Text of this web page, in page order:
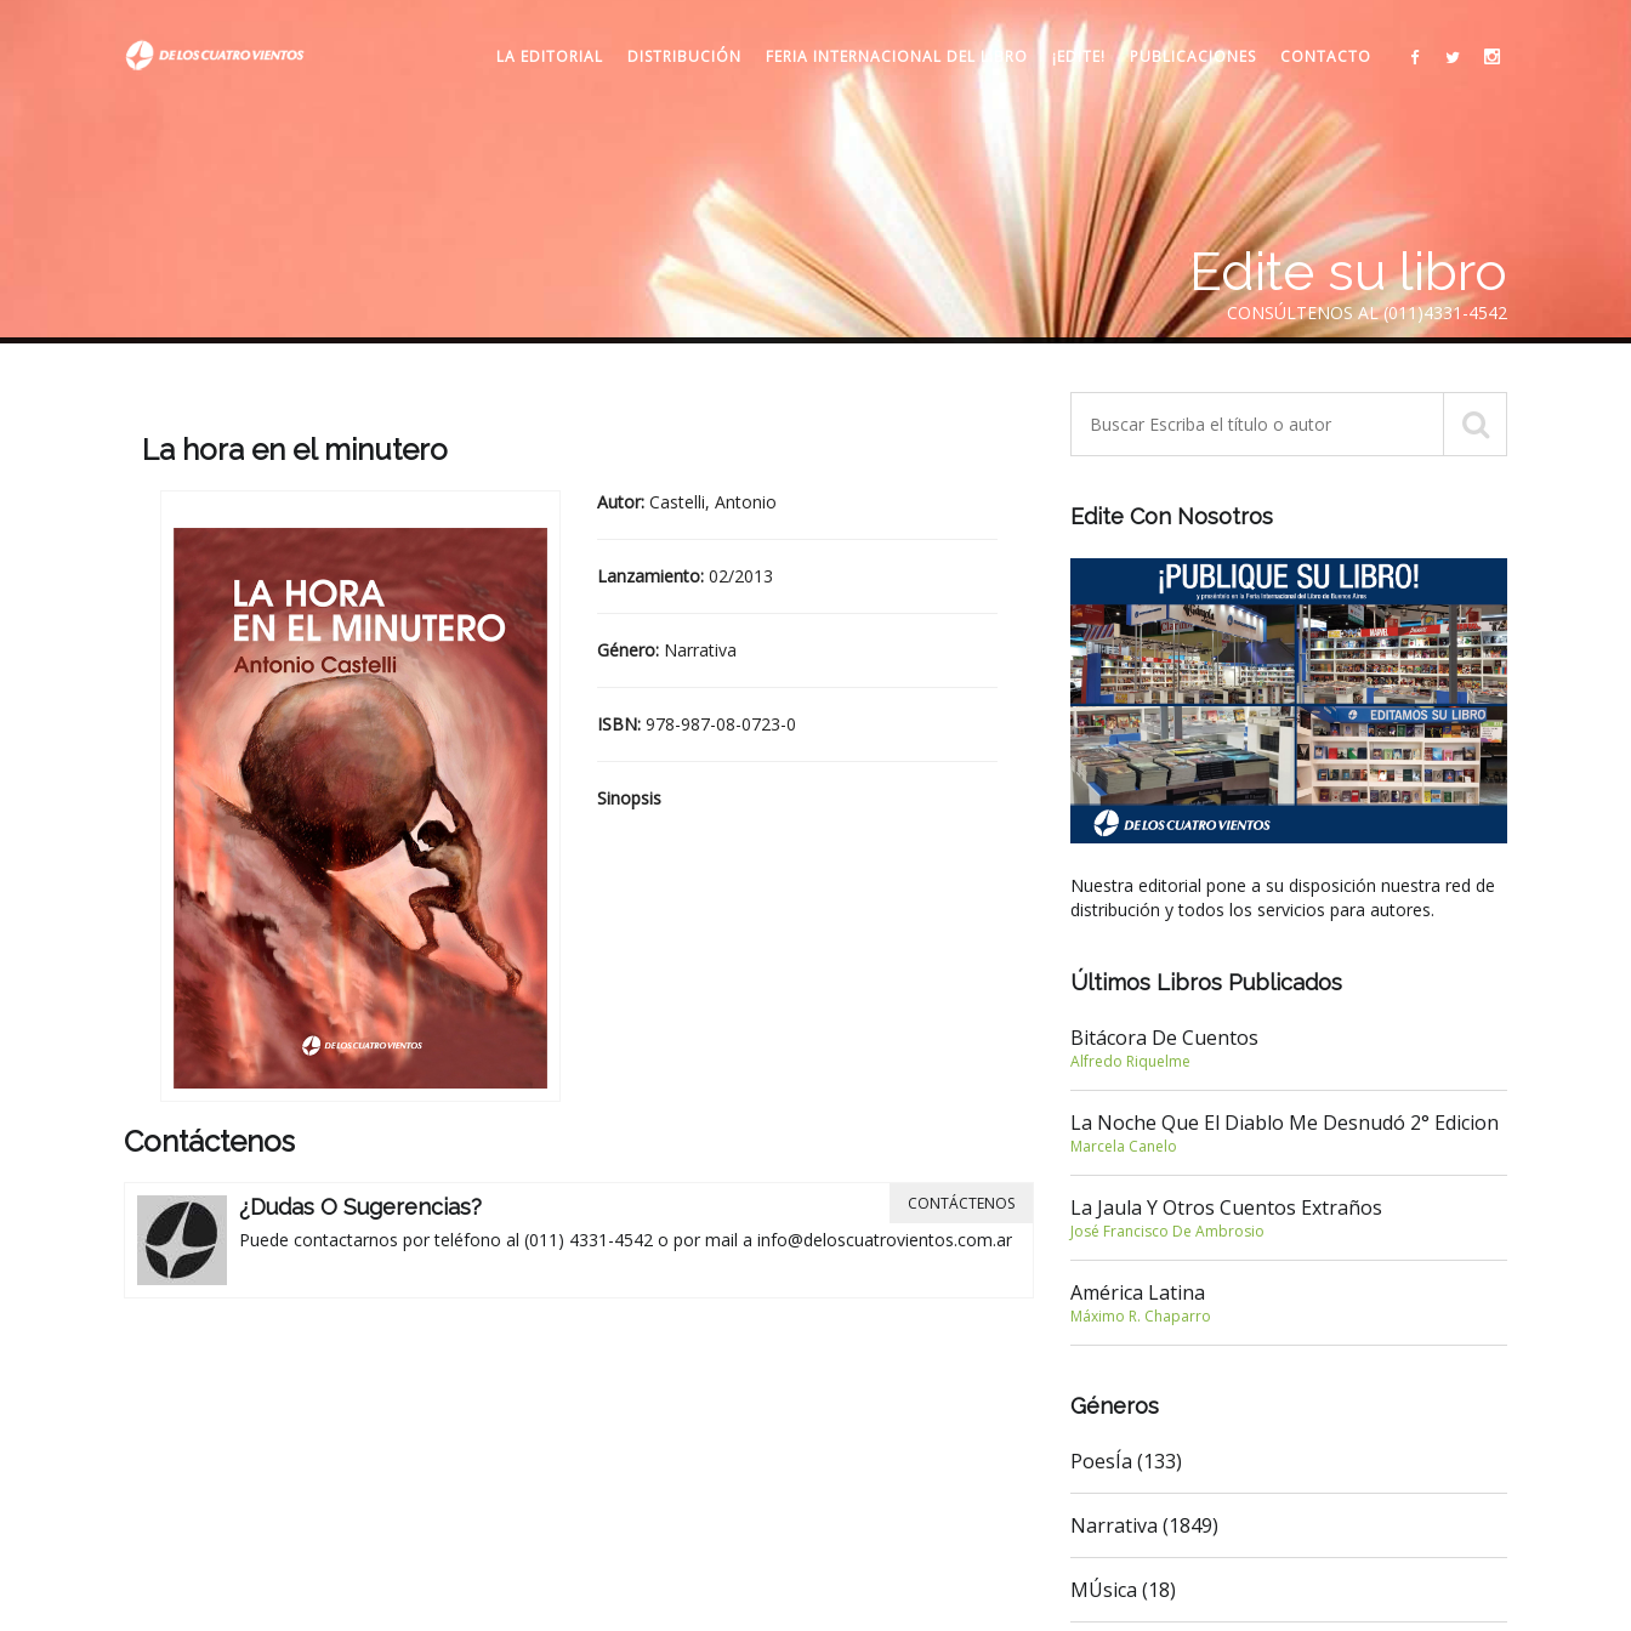
LA EDITORIAL DISTRIBUCIÓN FERIA INTERNACIONAL DEL LIBRO ¡EDITE! PUBLICACIONES CONTACTO
Edite su libro
CONSÚLTENOS AL (011)4331-4542
La hora en el minutero
Autor: Castelli, Antonio
Lanzamiento: 02/2013
Género: Narrativa
ISBN: 978-987-08-0723-0
Sinopsis
Contáctenos
¿Dudas O Sugerencias?
Puede contactarnos por teléfono al (011) 4331-4542 o por mail a info@deloscuatrovientos.com.ar
CONTÁCTENOS
Edite Con Nosotros
Nuestra editorial pone a su disposición nuestra red de
distribución y todos los servicios para autores.
Últimos Libros Publicados
Bitácora De Cuentos
Alfredo Riquelme
La Noche Que El Diablo Me Desnudó 2° Edicion
Marcela Canelo
La Jaula Y Otros Cuentos Extraños
José Francisco De Ambrosio
América Latina
Máximo R. Chaparro
Géneros
PoesÍa (133)
Narrativa (1849)
MÚsica (18)